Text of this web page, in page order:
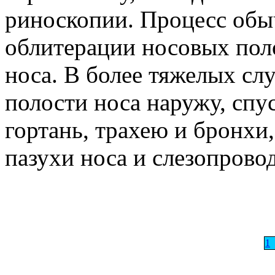
риноскопии. Процесс
облитерации носовых
носа. В более тяжелых
полости носа наружу,
гортань, трахею и
пазухи носа и
1